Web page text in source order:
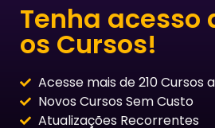
Tenha acesso
os Cursos!
Acesse mais de 210 Cursos
Novos Cursos Sem Custo
Atualizações Recorrentes